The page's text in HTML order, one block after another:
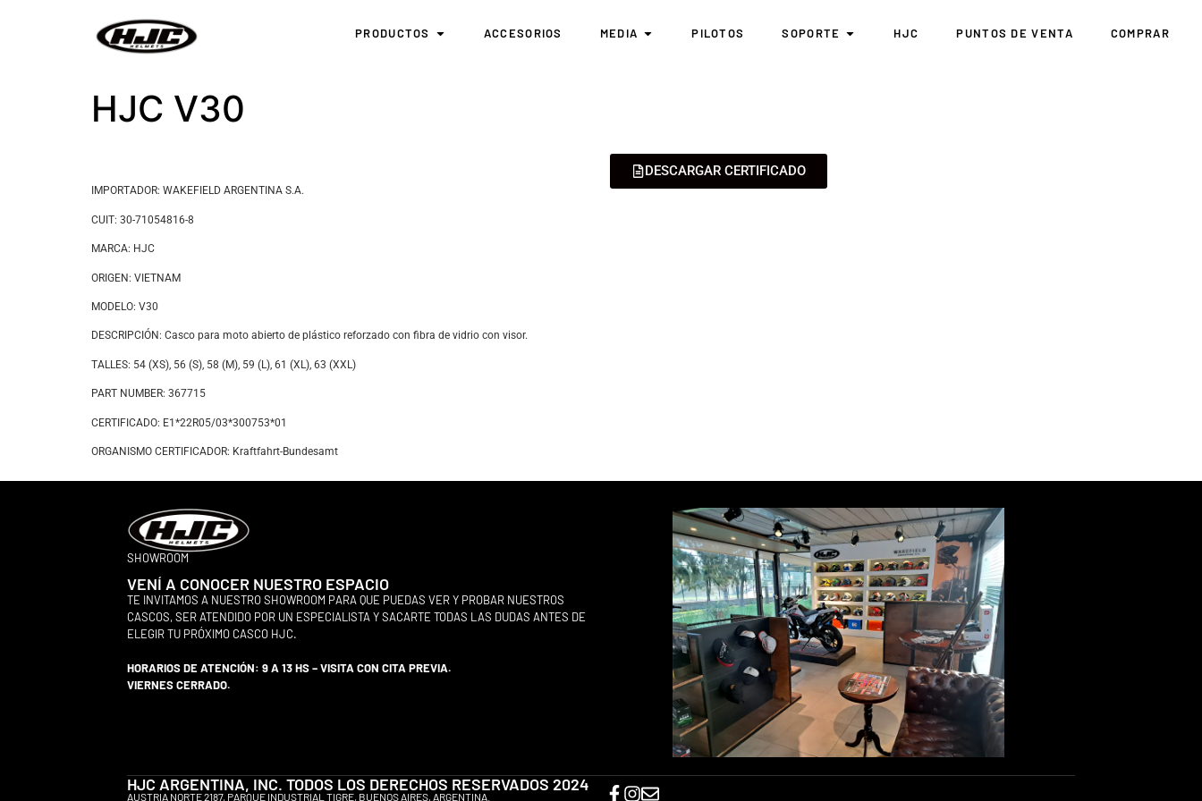
PRODUCTOS ACCESORIOS MEDIA PILOTOS SOPORTE HJC PUNTOS DE VENTA COMPRAR
HJC V30
IMPORTADOR: WAKEFIELD ARGENTINA S.A.
CUIT: 30-71054816-8
MARCA: HJC
ORIGEN: VIETNAM
MODELO: V30
DESCRIPCIÓN: Casco para moto abierto de plástico reforzado con fibra de vidrio con visor.
TALLES: 54 (XS), 56 (S), 58 (M), 59 (L), 61 (XL), 63 (XXL)
PART NUMBER: 367715
CERTIFICADO: E1*22R05/03*300753*01
ORGANISMO CERTIFICADOR: Kraftfahrt-Bundesamt
DESCARGAR CERTIFICADO
SHOWROOM
VENÍ A CONOCER NUESTRO ESPACIO
TE INVITAMOS A NUESTRO SHOWROOM PARA QUE PUEDAS VER Y PROBAR NUESTROS
CASCOS, SER ATENDIDO POR UN ESPECIALISTA Y SACARTE TODAS LAS DUDAS ANTES DE
ELEGIR TU PRÓXIMO CASCO HJC.
HORARIOS DE ATENCIÓN: 9 A 13 HS – VISITA CON CITA PREVIA.
VIERNES CERRADO.
HJC ARGENTINA, INC. TODOS LOS DERECHOS RESERVADOS 2024
AUSTRIA NORTE 2187, PARQUE INDUSTRIAL TIGRE, BUENOS AIRES, ARGENTINA.